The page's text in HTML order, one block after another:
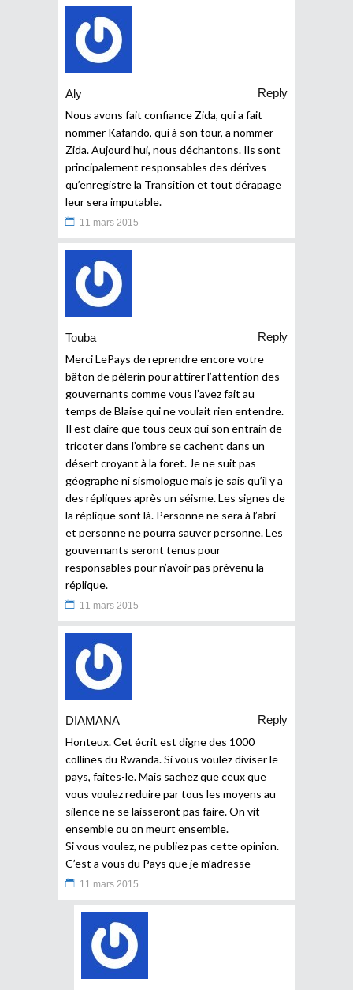
Aly
Reply
Nous avons fait confiance Zida, qui a fait
nommer Kafando, qui à son tour, a nommer
Zida. Aujourd’hui, nous déchantons. Ils sont
principalement responsables des dérives
qu’enregistre la Transition et tout dérapage
leur sera imputable.
11 mars 2015
Touba
Reply
Merci LePays de reprendre encore votre
bâton de pèlerin pour attirer l’attention des
gouvernants comme vous l’avez fait au
temps de Blaise qui ne voulait rien entendre.
Il est claire que tous ceux qui son entrain de
tricoter dans l’ombre se cachent dans un
désert croyant à la foret. Je ne suit pas
géographe ni sismologue mais je sais qu’il y a
des répliques après un séisme. Les signes de
la réplique sont là. Personne ne sera à l’abri
et personne ne pourra sauver personne. Les
gouvernants seront tenus pour
responsables pour n’avoir pas prévenu la
réplique.
11 mars 2015
DIAMANA
Reply
Honteux. Cet écrit est digne des 1000
collines du Rwanda. Si vous voulez diviser le
pays, faites-le. Mais sachez que ceux que
vous voulez reduire par tous les moyens au
silence ne se laisseront pas faire. On vit
ensemble ou on meurt ensemble.
Si vous voulez, ne publiez pas cette opinion.
C’est a vous du Pays que je m’adresse
11 mars 2015